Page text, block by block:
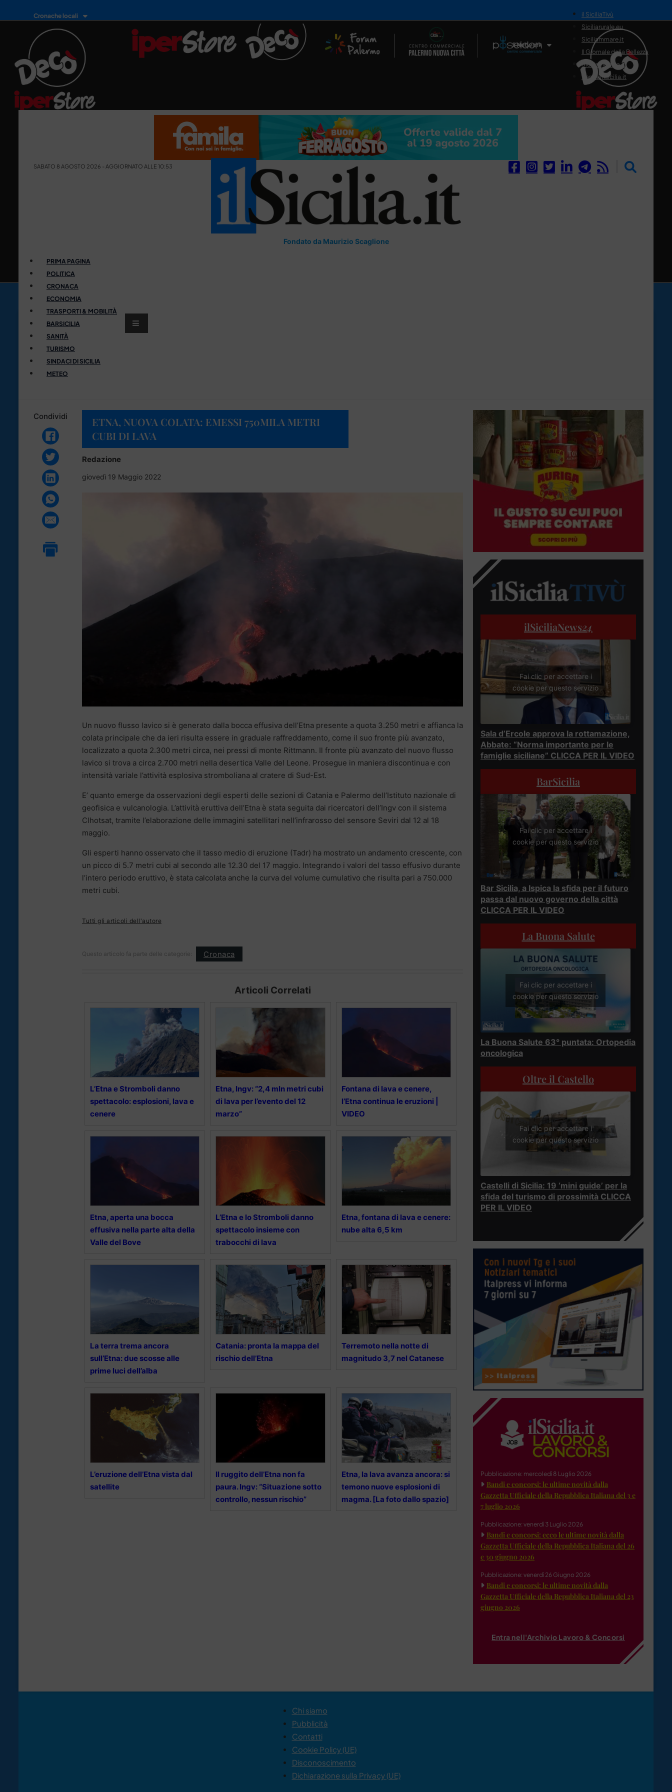
Cronache locali
Il Network
il SiciliaTivù
Siciliarurale.eu
Siciliammare.it
Il Giornale della Bellezza
Siciliamedica.it
Sanitainsicilia.it
SABATO 8 AGOSTO 2026 - AGGIORNATO ALLE 10:53
Fondato da Maurizio Scaglione
PRIMA PAGINA
POLITICA
CRONACA
ECONOMIA
TRASPORTI & MOBILITÀ
BARSICILIA
SANITÀ
TURISMO
SINDACI DI SICILIA
METEO
Condividi
ETNA, NUOVA COLATA: EMESSI 750MILA METRI
CUBI DI LAVA
Redazione
giovedì 19 Maggio 2022
Un nuovo flusso lavico si è generato dalla bocca effusiva dell’Etna presente a quota 3.250 metri e affianca la
colata principale che da ieri risulta essere in graduale raffreddamento, come il suo fronte più avanzato,
localizzato a quota 2.300 metri circa, nei pressi di monte Rittmann. Il fronte più avanzato del nuovo flusso
lavico si trova a circa 2.700 metri nella desertica Valle del Leone. Prosegue in maniera discontinua e con
intensità variale l’attività esplosiva stromboliana al cratere di Sud-Est.
E’ quanto emerge da osservazioni degli esperti delle sezioni di Catania e Palermo dell’Istituto nazionale di
geofisica e vulcanologia. L’attività eruttiva dell’Etna è stata seguita dai ricercatori dell’Ingv con il sistema
Clhotsat, tramite l’elaborazione delle immagini satellitari nell’infrarosso del sensore Seviri dal 12 al 18
maggio.
Gli esperti hanno osservato che il tasso medio di eruzione (Tadr) ha mostrato un andamento crescente, con
un picco di 5.7 metri cubi al secondo alle 12.30 del 17 maggio. Integrando i valori del tasso effusivo durante
l’intero periodo eruttivo, è stata calcolata anche la curva del volume cumulativo che risulta pari a 750.000
metri cubi.
Tutti gli articoli dell'autore
Questo articolo fa parte delle categorie: Cronaca
Articoli Correlati
L’Etna e Stromboli danno
spettacolo: esplosioni, lava e
cenere
Etna, Ingv: “2,4 mln metri cubi
di lava per l’evento del 12
marzo”
Fontana di lava e cenere,
l’Etna continua le eruzioni |
VIDEO
Etna, aperta una bocca
effusiva nella parte alta della
Valle del Bove
L’Etna e lo Stromboli danno
spettacolo insieme con
trabocchi di lava
Etna, fontana di lava e cenere:
nube alta 6,5 km
La terra trema ancora
sull’Etna: due scosse alle
prime luci dell’alba
Catania: pronta la mappa del
rischio dell’Etna
Terremoto nella notte di
magnitudo 3,7 nel Catanese
L’eruzione dell’Etna vista dal
satellite
Il ruggito dell’Etna non fa
paura. Ingv: “Situazione sotto
controllo, nessun rischio”
Etna, la lava avanza ancora: si
temono nuove esplosioni di
magma. [La foto dallo spazio]
ilSiciliaNews24
Fai clic per accettare i
cookie per questo servizio
Sala d’Ercole approva la rottamazione,
Abbate: “Norma importante per le
famiglie siciliane” CLICCA PER IL VIDEO
BarSicilia
Fai clic per accettare i
cookie per questo servizio
Bar Sicilia, a Ispica la sfida per il futuro
passa dal nuovo governo della città
CLICCA PER IL VIDEO
La Buona Salute
Fai clic per accettare i
cookie per questo servizio
La Buona Salute 63° puntata: Ortopedia
oncologica
Oltre il Castello
Fai clic per accettare i
cookie per questo servizio
Castelli di Sicilia: 19 ‘mini guide’ per la
sfida del turismo di prossimità CLICCA
PER IL VIDEO
Pubblicazione: mercoledì 8 Luglio 2026
Bandi e concorsi: le ultime novità dalla
Gazzetta Ufficiale della Repubblica Italiana del 3 e
7 luglio 2026
Pubblicazione: venerdì 3 Luglio 2026
Bandi e concorsi: ecco le ultime novità dalla
Gazzetta Ufficiale della Repubblica Italiana del 26
e 30 giugno 2026
Pubblicazione: venerdì 26 Giugno 2026
Bandi e concorsi: le ultime novità dalla
Gazzetta Ufficiale della Repubblica Italiana del 23
giugno 2026
Entra nell'Archivio Lavoro & Concorsi
Chi siamo
Pubblicità
Contatti
Cookie Policy (UE)
Disconoscimento
Dichiarazione sulla Privacy (UE)